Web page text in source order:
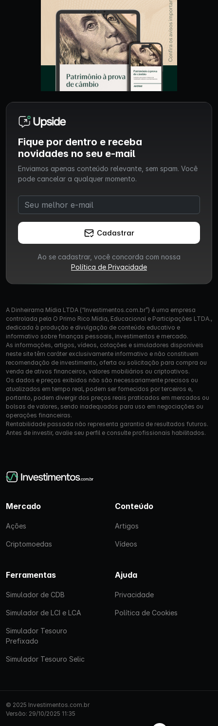
Fique por dentro e receba
novidades no seu e-mail
Enviamos apenas conteúdo relevante, sem spam. Você
pode cancelar a qualquer momento.
Cadastrar
Ao se cadastrar, você concorda com nossa
Política de Privacidade
A Dinheirama Mídia LTDA (“Investimentos.com.br”) é uma empresa
controlada pela O Primo Rico Mídia, Educacional e Participações LTDA.,
dedicada à produção e divulgação de conteúdo educativo e
informativo sobre finanças pessoais, investimentos e mercado.
As informações, artigos, vídeos, cotações e simuladores disponíveis
neste site têm caráter exclusivamente informativo e não constituem
recomendação de investimento, oferta ou solicitação para compra ou
venda de ativos financeiros, valores mobiliários ou criptoativos.
Os dados e preços exibidos não são necessariamente precisos ou
atualizados em tempo real, podem ser fornecidos por terceiros e,
portanto, podem divergir dos preços reais praticados em mercados ou
bolsas de valores, sendo inadequados para uso em negociações ou
operações financeiras.
Rentabilidade passada não representa garantia de resultados futuros.
Antes de investir, avalie seu perfil e consulte profissionais habilitados.
Mercado
Ações
Criptomoedas
Conteúdo
Artigos
Vídeos
Ferramentas
Simulador de CDB
Simulador de LCI e LCA
Simulador Tesouro
Prefixado
Simulador Tesouro Selic
Ajuda
Privacidade
Política de Cookies
© 2025 Investimentos.com.br
Versão: 29/10/2025 11:35